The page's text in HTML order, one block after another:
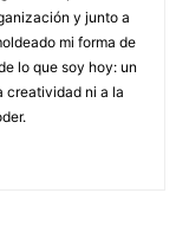
y junto a
mi forma de
lo que soy hoy: un
creatividad ni a la